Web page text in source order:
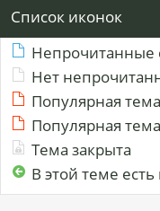
Список иконок
Непрочитанные
Нет
Популярная
Популярная
Тема закрыта
В этой теме